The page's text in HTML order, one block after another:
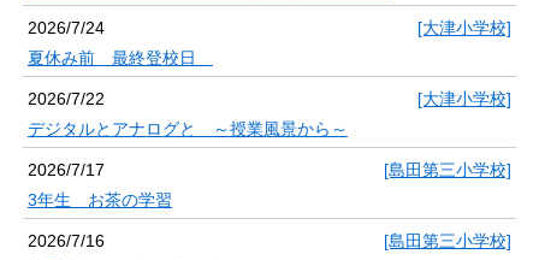
2026/7/24
[大津小学校]
夏休み前 最終登校日
2026/7/22
[大津小学校]
デジタルとアナログと ～授業風景から～
2026/7/17
[島田第三小学校]
3年生 お茶の学習
2026/7/16
[島田第三小学校]